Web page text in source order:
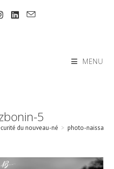
MENU
5
du nouveau-né > photo-